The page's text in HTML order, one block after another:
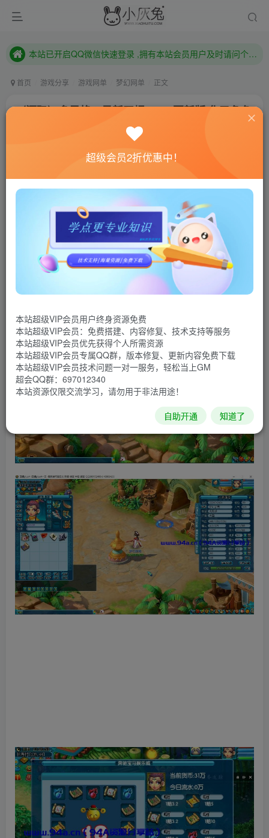
已注册用户及时绑定邮箱,防止忘记资料
已注册用户及时绑定邮箱,防止忘记资料
首页 游戏分享 游戏网单 梦幻网单 正文
（源码）多风格UI最新田螺plus4更新版 化圣角色
联网教程： 内附教程
单机教程： 内附教程
不懂的话联系客服！！！
链接：https://pan.baidu.com/s/1ckie5-Qjp0-Kqifqw-HDOA
提取码：idu4
复制这段内容后打开百度网盘手机App，操作更方便哦
超级会员2折优惠中！
本站超级VIP会员用户终身资源免费
本站超级VIP会员：免费搭建、内容修复、技术支持等服务
本站超级VIP会员优先获得个人所需资源
本站超级VIP会员专属QQ群，版本修复、更新内容免费下载
本站超级VIP会员技术问题一对一服务，轻松当上GM
超会QQ群：697012340
本站资源仅限交流学习，请勿用于非法用途！
自助开通 知道了